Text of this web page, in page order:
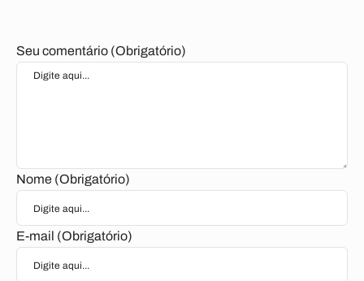
Seu comentário (Obrigatório)
Nome (Obrigatório)
E-mail (Obrigatório)